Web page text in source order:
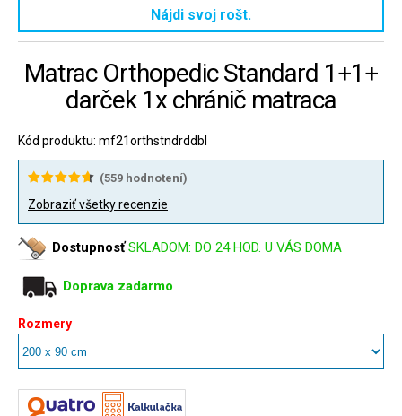
Nájdi svoj rošt.
Matrac Orthopedic Standard 1+1+
darček 1x chránič matraca
Kód produktu: mf21orthstndrddbl
(559 hodnotení)
Zobraziť všetky recenzie
DostupnosťSKLADOM: DO 24 HOD. U VÁS DOMA
Doprava zadarmo
Rozmery